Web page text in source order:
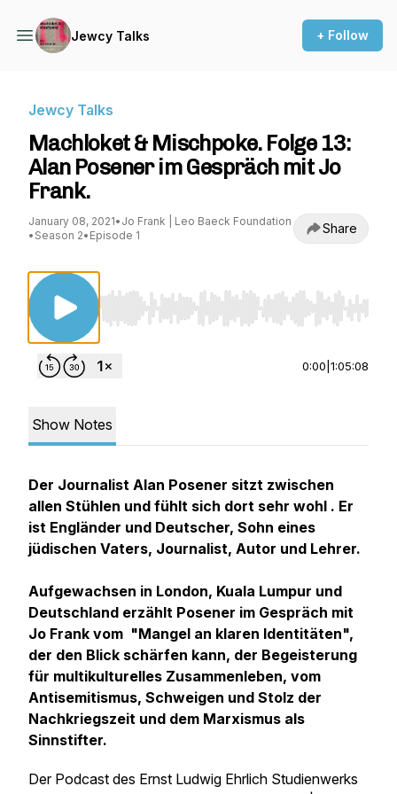
Jewcy Talks + Follow
Jewcy Talks
Machloket & Mischpoke. Folge 13:
Alan Posener im Gespräch mit Jo
Frank.
January 08, 2021• Jo Frank | Leo Baeck Foundation
• Season 2• Episode 1 Share
Use Left/Right to seek, Home/End to jump to
0:00 1:05:08
Show Notes
Der Journalist Alan Posener sitzt zwischen
allen Stühlen und fühlt sich dort sehr wohl . Er
ist Engländer und Deutscher, Sohn eines
jüdischen Vaters, Journalist, Autor und Lehrer.
Aufgewachsen in London, Kuala Lumpur und
Deutschland erzählt Posener im Gespräch mit
Jo Frank vom "Mangel an klaren Identitäten",
der den Blick schärfen kann, der Begeisterung
für multikulturelles Zusammenleben, vom
Antisemitismus, Schweigen und Stolz der
Nachkriegszeit und dem Marxismus als
Sinnstifter.
Der Podcast des Ernst Ludwig Ehrlich Studienwerks